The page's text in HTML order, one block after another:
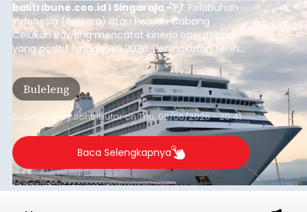
balitribune.coo.id I Singaraja -PT Pelabuhan
Indonesia (Persero) atau Pelindo Cabang
Celukan Bawang mencatat kinerja operasional
yang positif hingga Juli 2026. Peningkatan terlihat
dari arus kapal yang mencapai 1,48 juta Gross
Tonnage (GT), atau tumbuh 12,4 persen
dibandingkan periode yang sama tahun lalu
yang tercatat sebesar 1,32 juta GT.
Buleleng
Submitted bycontributoronThu, 08/06/2026 - 20:41
Baca Selengkapnya